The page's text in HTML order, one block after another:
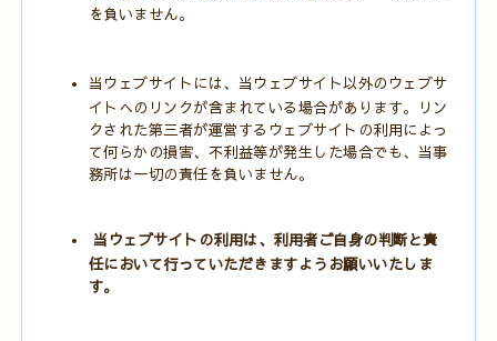
を負いません。
当ウェブサイトには、当ウェブサイト以外のウェブサ
イトへのリンクが含まれている場合があります。リン
クされた第三者が運営するウェブサイトの利用によっ
て何らかの損害、不利益等が発生した場合でも、当事
務所は一切の責任を負いません。
当ウェブサイトの利用は、利用者ご自身の判断と責
任において行っていただきますようお願いいたしま
す。